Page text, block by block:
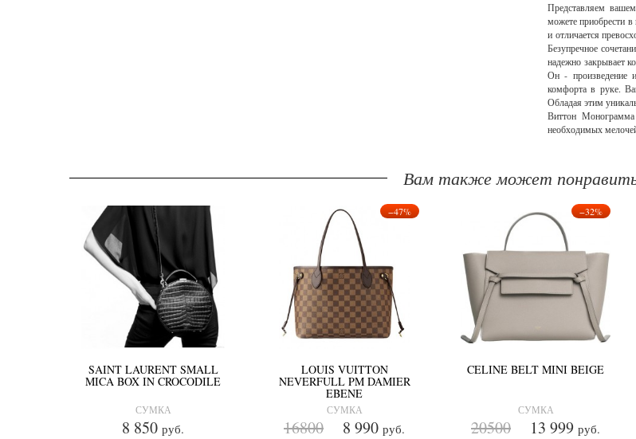
Представляем
можете приобрести в
и отличается
Безупречное
надежно закрывает
Он - произведение
комфорта в руке.
Обладая этим
Виттон
необходимых
Вам также может
SAINT LAURENT ​SMALL
MICA BOX IN CROCODILE
СУМКА
8 850 руб.
−47%
LOUIS VUITTON
NEVERFULL PM DAMIER
EBENE
СУМКА
16800 8 990 руб.
−32%
CELINE BELT MINI BEIGE
СУМКА
20500 13 999 руб.